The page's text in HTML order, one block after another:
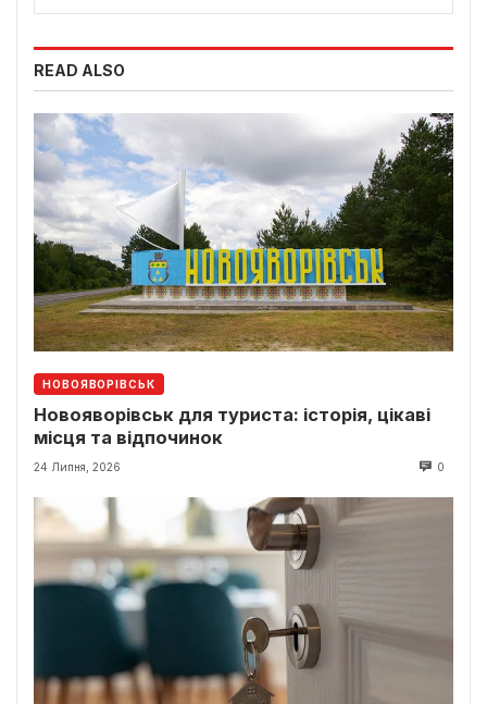
READ ALSO
НОВОЯВОРІВСЬК
Новояворівськ для туриста: історія, цікаві
місця та відпочинок
24 Липня, 2026 0